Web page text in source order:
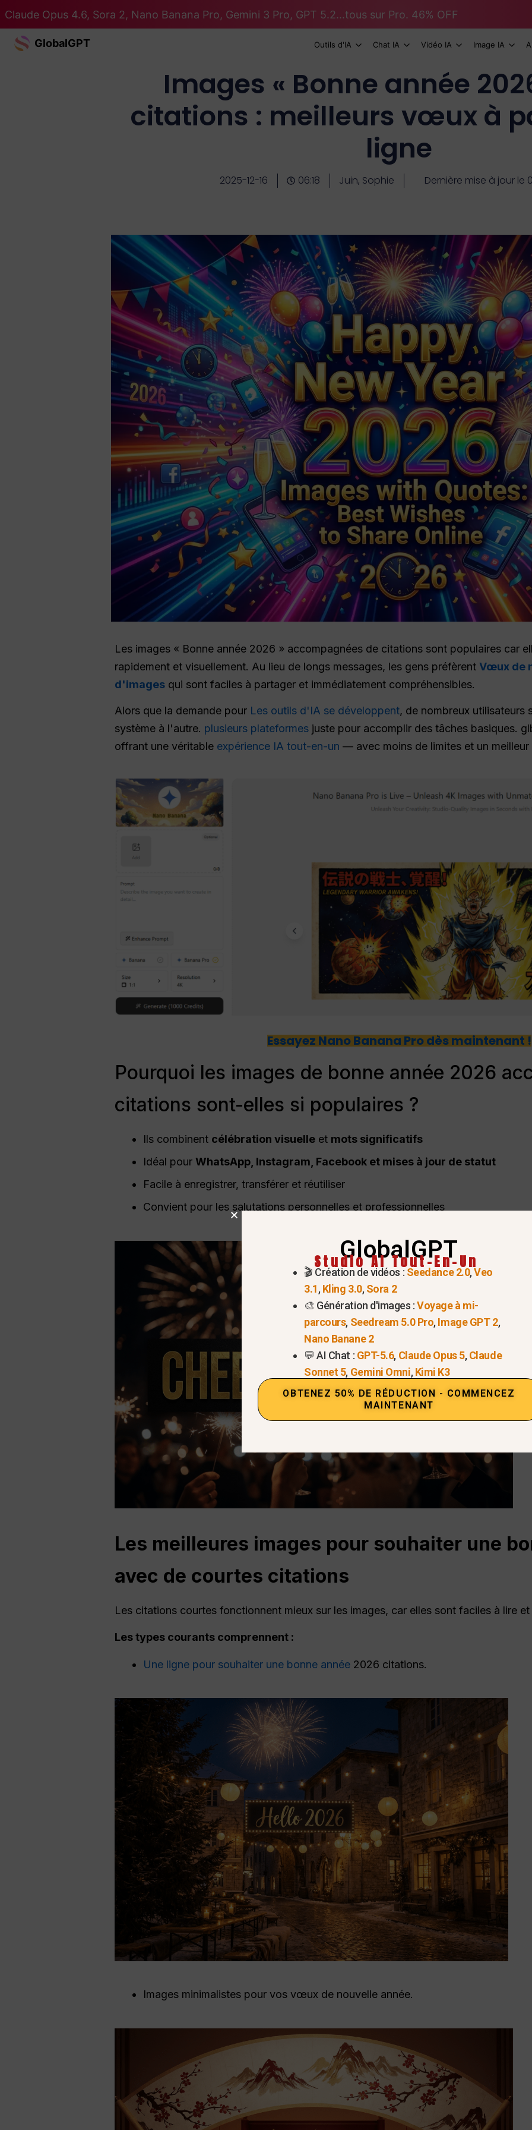
Claude Opus 4.6, Sora 2, Nano Banana Pro, Gemini 3 Pro, GPT 5.2...tous sur Pro. 46% OFF
GlobalGPT Outils d'IA Chat IA Vidéo IA Image IA
Images « Bonne année
citations : meilleurs vœux à
ligne
2025-12-16 06:18 Juin, Sophie Dernière mise à jour le
Les images « Bonne année 2026 » accompagnées de citations sont populaires car
rapidement et visuellement. Au lieu de longs messages, les gens préfèrent Vœux de
d'images qui sont faciles à partager et immédiatement compréhensibles.
Alors que la demande pour Les outils d'IA se développent, de nombreux utilisateurs
système à l'autre. plusieurs plateformes juste pour accomplir des tâches basiques.
offrant une véritable expérience IA tout-en-un — avec moins de limites et un
Essayez Nano Banana Pro dès maintenant !
Pourquoi les images de bonne année 2026
citations sont-elles si populaires ?
Ils combinent célébration visuelle et mots significatifs
Idéal pour WhatsApp, Instagram, Facebook et mises à jour de statut
Facile à enregistrer, transférer et réutiliser
Convient pour les salutations personnelles et professionnelles
Les meilleures images pour souhaiter une
avec de courtes citations
Les citations courtes fonctionnent mieux sur les images, car elles sont faciles à lire
Les types courants comprennent :
Une ligne pour souhaiter une bonne année 2026 citations.
Images minimalistes pour vos vœux de nouvelle année.
GlobalGPT
Studio AI Tout-En-Un
🎬 Création de vidéos : Seedance 2.0,Veo
3.1,Kling 3.0,Sora 2
🎨 Génération d'images :Voyage à mi-
parcours, Seedream 5.0 Pro,Image GPT 2,
Nano Banane 2
💬 AI Chat : GPT-5.6, Claude Opus 5,Claude
Sonnet 5, Gemini Omni,Kimi K3
OBTENEZ 50% DE RÉDUCTION - COMMENCEZ
MAINTENANT